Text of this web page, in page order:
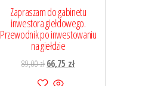
Zapraszam do gabinetu
inwestora giełdowego.
Przewodnik po inwestowaniu
na giełdzie
89,00złPierwotna
cena
66,75 złAktualna